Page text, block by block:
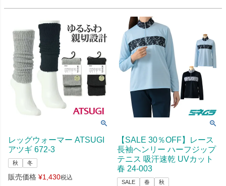
レッグウォーマー ATSUGI
アツギ 672-3
秋 冬
販売価格 ¥1,430税込
【SALE 30％OFF】レース
長袖ヘンリー ハーフジップ
テニス 吸汗速乾 UVカット
春 24-003
SALE 春 秋